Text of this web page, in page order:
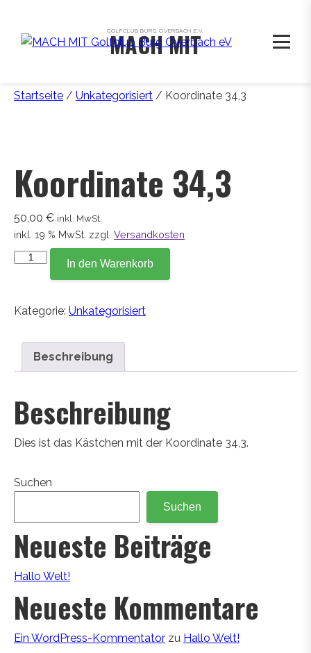
GOLFCLUB BURG OVERBACH E.V.
MACH MIT
Startseite / Unkategorisiert / Koordinate 34,3
Koordinate 34,3
50,00 € inkl. MwSt.
inkl. 19 % MwSt. zzgl. Versandkosten
Koordinate
In den Warenkorb
Kategorie: Unkategorisiert
Beschreibung
Beschreibung
Dies ist das Kästchen mit der Koordinate 34,3.
Suchen
Suchen
Neueste Beiträge
Hallo Welt!
Neueste Kommentare
Ein WordPress-Kommentator zu Hallo Welt!